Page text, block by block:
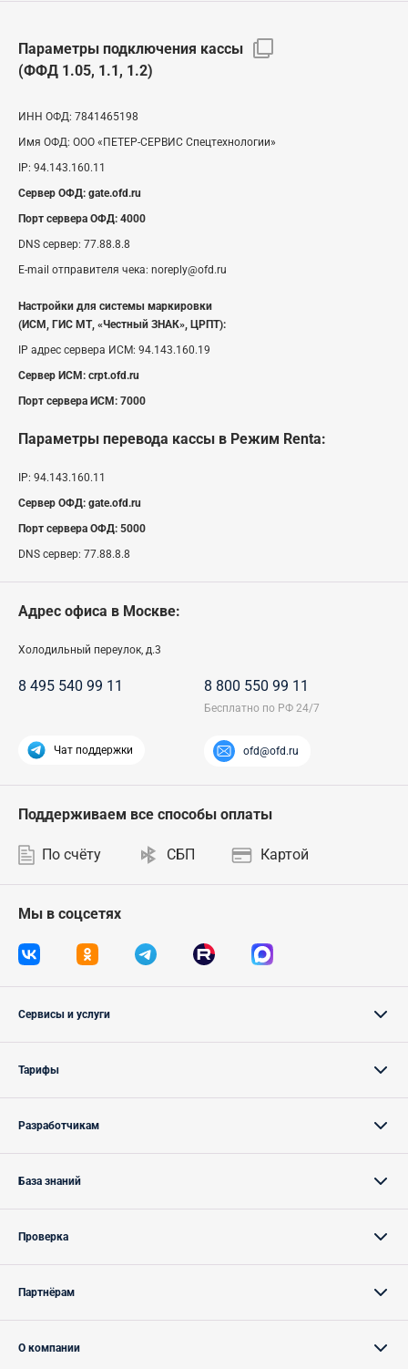
Параметры подключения кассы
(ФФД 1.05, 1.1, 1.2)
ИНН ОФД: 7841465198
Имя ОФД: ООО «ПЕТЕР-СЕРВИС Спецтехнологии»
IP: 94.143.160.11
Сервер ОФД: gate.ofd.ru
Порт сервера ОФД: 4000
DNS сервер: 77.88.8.8
E-mail отправителя чека: noreply@ofd.ru
Настройки для системы маркировки
(ИСМ, ГИС МТ, «Честный ЗНАК», ЦРПТ):
IP адрес сервера ИСМ: 94.143.160.19
Сервер ИСМ: crpt.ofd.ru
Порт сервера ИСМ: 7000
Параметры перевода кассы в Режим Renta:
IP: 94.143.160.11
Сервер ОФД: gate.ofd.ru
Порт сервера ОФД: 5000
DNS сервер: 77.88.8.8
Адрес офиса в Москве:
Холодильный переулок, д.3
8 495 540 99 11 8 800 550 99 11
Чат поддержки ofd@ofd.ru
Мы в соцсетях
Поддерживаем все способы оплаты
По счёту СБП Картой
Сервисы и услуги
Тарифы
Разработчикам
База знаний
Проверка
Партнёрам
О компании